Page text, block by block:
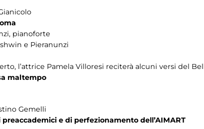
pianoforte
e Pieranunzi
l’attrice Pamela Villoresi reciterà alcuni versi del
maltempo
Gemelli
e di perfezionamento dell’AIMART